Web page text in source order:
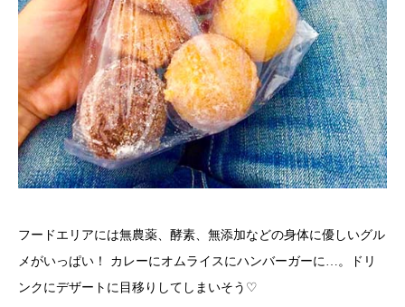
フードエリアには無農薬、酵素、無添加などの身体に優しいグル
メがいっぱい！ カレーにオムライスにハンバーガーに
。ドリ
ンクにデザートに目移りしてしまいそう ♡